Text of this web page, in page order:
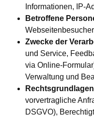
Informationen, IP-
Betroffene
Zwecke der
und Service,
via Online-
Verwaltung und
vorvertragliche
DSGVO),